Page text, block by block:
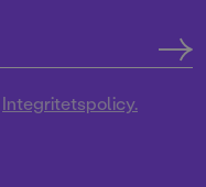
Integritetspolicy.